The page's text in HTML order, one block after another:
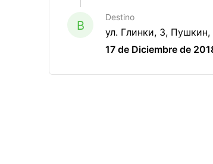
B
Destino
ул. Глинки, 3,
17 de Diciembre de